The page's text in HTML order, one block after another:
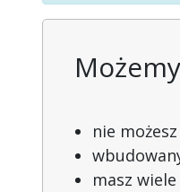
nie
masz